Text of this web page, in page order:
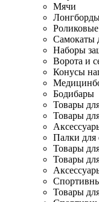
Мячи
Самокаты
Наборы
Ворота и
Конусы
Бодибары
Товары
Товары
Палки для
Товары
Товары
Товары